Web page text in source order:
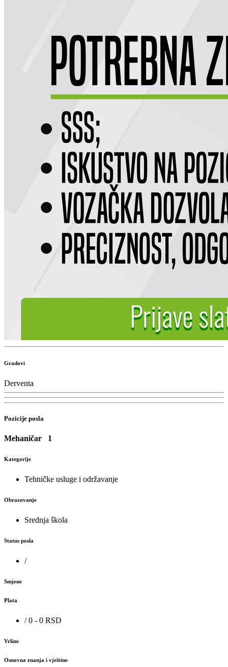
Gradovi
Derventa
Pozicije posla
Mehaničar 1
Kategorije
Tehničke usluge i održavanje
Obrazovanje
Srednja škola
Status posla
/
Smjene
Plata
/ 0 - 0 RSD
Vrline
Osnovna znanja i vještine